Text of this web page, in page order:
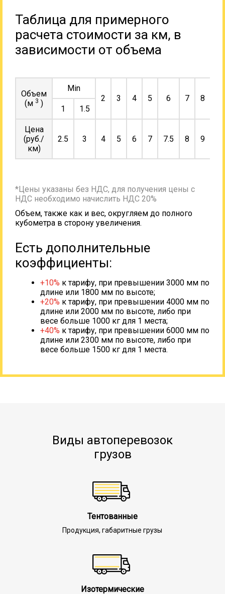
Таблица для примерного
расчета стоимости за км, в
зависимости от объема
Объем
(м 3 )
Min
2
3 4 5 6 7 8
1
1.5
Цена
(руб./
км)
2.5 3 4 5 6 7 7.5 8 9
*Цены указаны без НДС, для получения цены с
НДС необходимо начислить НДС 20%
Объем, также как и вес, округляем до полного
кубометра в сторону увеличения.
Есть дополнительные
коэффициенты:
+10% к тарифу, при превышении 3000 мм по
длине или 1800 мм по высоте;
+20% к тарифу, при превышении 4000 мм по
длине или 2000 мм по высоте, либо при
весе больше 1000 кг для 1 места;
+40% к тарифу, при превышении 6000 мм по
длине или 2300 мм по высоте, либо при
весе больше 1500 кг для 1 места.
Виды автоперевозок
грузов
Тентованные
Продукция, габаритные грузы
Изотермические